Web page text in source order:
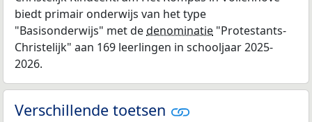
biedt primair onderwijs van het type
"Basisonderwijs" met dedenominatie "Protestants-
Christelijk" aan 169 leerlingen in schooljaar 2025-
2026.
Verschillende toetsen